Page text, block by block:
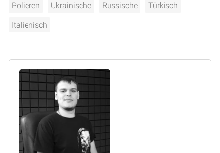
Polieren Ukrainische Russische Türkisch
Italienisch